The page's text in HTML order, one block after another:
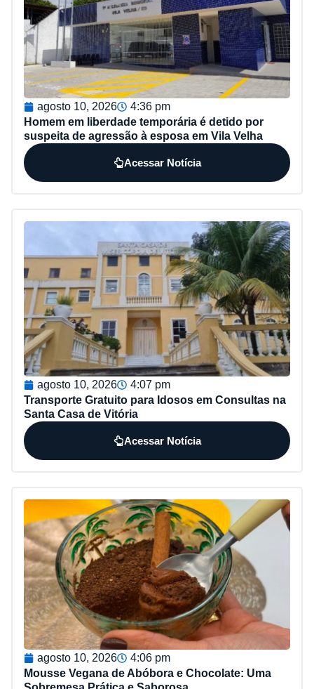
agosto 10, 2026
4:36 pm
Homem em liberdade temporária é detido por
suspeita de agressão à esposa em Vila Velha
Acessar Notícia
agosto 10, 2026
4:07 pm
Transporte Gratuito para Idosos em Consultas na
Santa Casa de Vitória
Acessar Notícia
agosto 10, 2026
4:06 pm
Mousse Vegana de Abóbora e Chocolate: Uma